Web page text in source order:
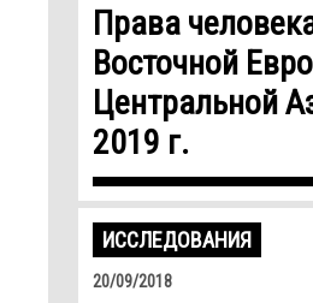
Права
Восточной
Центральной
2019 г.
ИССЛЕДОВАНИЯ
20/09/2018